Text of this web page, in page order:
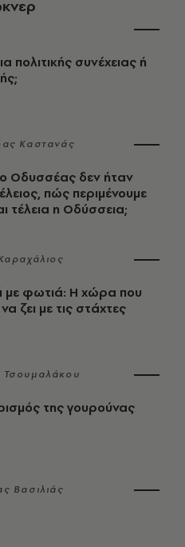
πολιτικής συνέχειας ή
Καστανάς
Οδυσσέας δεν ήταν
πώς περιμένουμε
τέλεια η Οδύσσεια;
με φωτιά: Η χώρα που
ζει με τις στάχτες
της γουρούνας
Βασιλιάς